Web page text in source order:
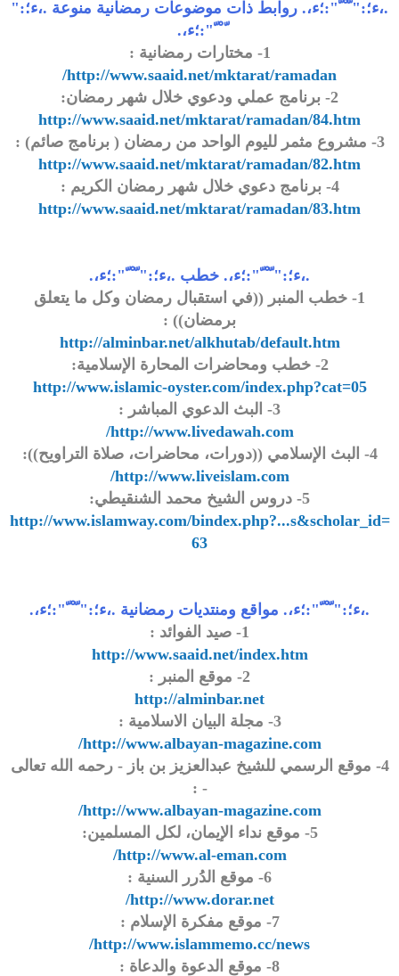
.،ء؛:" ّ ْ ّ":؛ء،. روابط ذات موضوعات رمضانية منوعة .،ء؛:"
ّ ْ ّ":؛ء،.
1- مختارات رمضانية :
http://www.saaid.net/mktarat/ramadan/
2- برنامج عملي ودعوي خلال شهر رمضان:
http://www.saaid.net/mktarat/ramadan/84.htm
3- مشروع مثمر لليوم الواحد من رمضان ( برنامج صائم) :
http://www.saaid.net/mktarat/ramadan/82.htm
4- برنامج دعوي خلال شهر رمضان الكريم :
http://www.saaid.net/mktarat/ramadan/83.htm
.،ء؛:" ّ ْ ّ":؛ء،. خطب .،ء؛:" ّ ْ ّ":؛ء،.
1- خطب المنبر ((في استقبال رمضان وكل ما يتعلق
برمضان)) :
http://alminbar.net/alkhutab/default.htm
2- خطب ومحاضرات المحارة الإسلامية:
http://www.islamic-oyster.com/index.php?cat=05
3- البث الدعوي المباشر :
http://www.livedawah.com/
4- البث الإسلامي ((دورات، محاضرات، صلاة التراويح)):
http://www.liveislam.com/
5- دروس الشيخ محمد الشنقيطي:
http://www.islamway.com/bindex.php?...s&scholar_id=
63
.،ء؛:" ّ ْ ّ":؛ء،. مواقع ومنتديات رمضانية .،ء؛:" ّ ْ ّ":؛ء،.
1- صيد الفوائد :
http://www.saaid.net/index.htm
2- موقع المنبر :
http://alminbar.net
3- مجلة البيان الاسلامية :
http://www.albayan-magazine.com/
4- موقع الرسمي للشيخ عبدالعزيز بن باز - رحمه الله تعالى
- :
http://www.albayan-magazine.com/
5- موقع نداء الإيمان، لكل المسلمين:
http://www.al-eman.com/
6- موقع الدُرر السنية :
http://www.dorar.net/
7- موقع مفكرة الإسلام :
http://www.islammemo.cc/news/
8- موقع الدعوة والدعاة :